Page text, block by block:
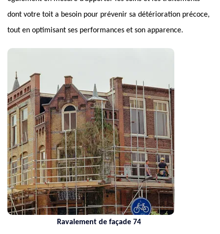
dont votre toit a besoin pour prévenir sa détérioration précoce,
tout en optimisant ses performances et son apparence.
Ravalement de façade 74